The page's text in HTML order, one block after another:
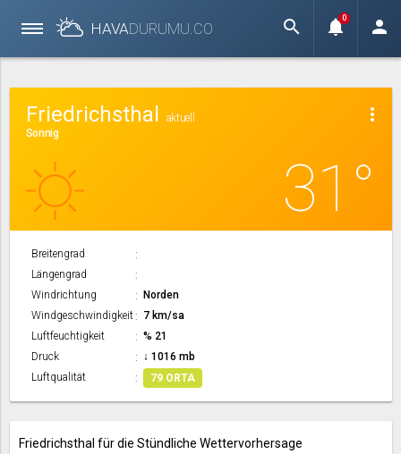
HAVADURUMU.CO search notifications
0 person
more_vert
Friedrichsthal
aktuell
Sonnig
31°
Breitengrad
Längengrad
Windrichtung
Norden
Windgeschwindigkeit
7 km/sa
Luftfeuchtigkeit
% 21
Druck
↓ 1016 mb
Luftqualität
79 ORTA
Friedrichsthal für die Stündliche Wettervorhersage